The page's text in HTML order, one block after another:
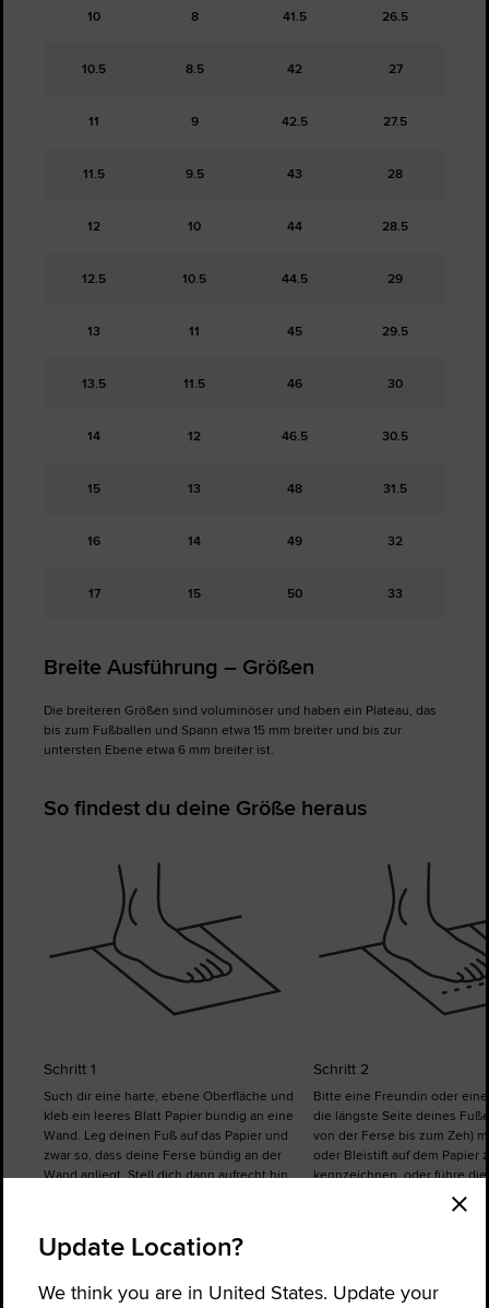
10 8 41.5 26.5
10.5 8.5 42 27
11 9 42.5 27.5
11.5 9.5 43 28
12 10 44 28.5
12.5 10.5 44.5 29
13 11 45 29.5
13.5 11.5 46 30
14 12 46.5 30.5
15 13 48 31.5
16 14 49 32
17 15 50 33
Breite Ausführung – Größen
Die breiteren Größen sind voluminöser und haben ein Plateau, das
bis zum Fußballen und Spann etwa 15 mm breiter und bis zur
untersten Ebene etwa 6 mm breiter ist.
So findest du deine Größe heraus
Schritt 1
Such dir eine harte, ebene Oberfläche und
kleb ein leeres Blatt Papier bündig an eine
Wand. Leg deinen Fuß auf das Papier und
zwar so, dass deine Ferse bündig an der
Wand anliegt. Stell dich dann aufrecht hin.
Schritt 2
Bitte eine Freundin oder
die längste Seite deines
von der Ferse bis zum Zeh)
oder Bleistift auf dem Papier
kennzeichnen, oder führe
bei Bedarf selbst durch.
Messung für den anderen
Update Location?
We think you are in United States. Update your